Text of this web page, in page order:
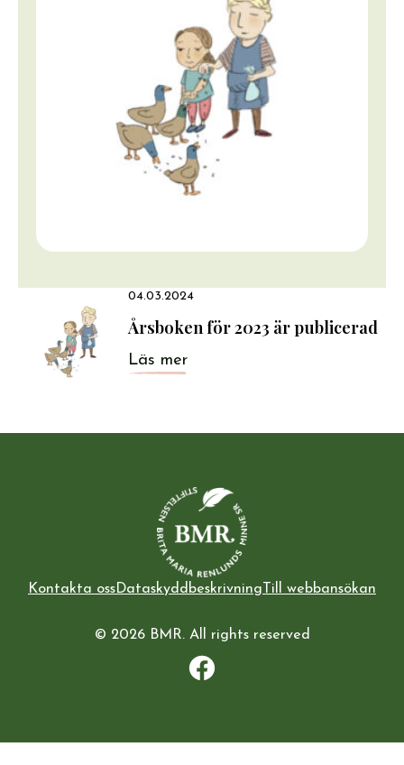
04.03.2024
Årsboken för 2023 är publicerad
Läs mer
Kontakta ossDataskyddbeskrivning Till webbansökan
© 2026 BMR. All rights reserved
Facebook